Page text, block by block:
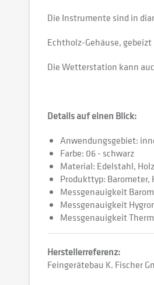
Die Instrumente sind in
Echtholz-Gehäuse,
Die Wetterstation kann
Details auf einen Blick:
Anwendungsgebiet:
Farbe: 06 - schwarz
Material: Edelstahl, Holz
Produkttyp: Barometer,
Messgenauigkeit
Messgenauigkeit
Messgenauigkeit
Herstellerreferenz:
Feingerätebau K. Fischer